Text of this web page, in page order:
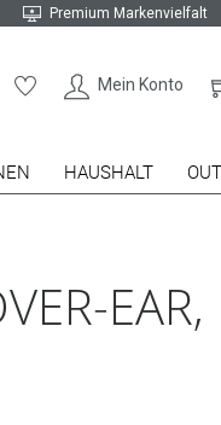
Premium Markenvielfalt
Mein Konto
HAUSHALT
EAR,